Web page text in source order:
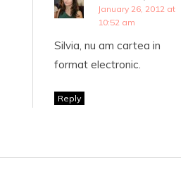
January 26, 2012 at
10:52 am
Silvia, nu am cartea in
format electronic.
Reply